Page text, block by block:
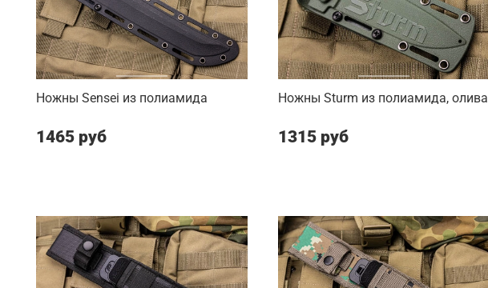
Ножны Sensei из полиамида
1465 руб
Ножны Sturm из полиамида, олива
1315 руб